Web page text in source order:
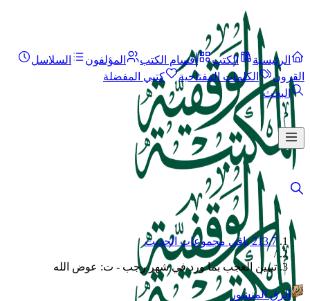
الرئيسية الكتب أقسام الكتب المؤلفون
السلاسل
القرون
الكلمات المفتاحية
كتبي المفضلة
البحث
213.7 باقي مجموعات الحديث
/
تبيين العجب بما ورد في شهر رجب - ت: عوض الله
الرق المنشور